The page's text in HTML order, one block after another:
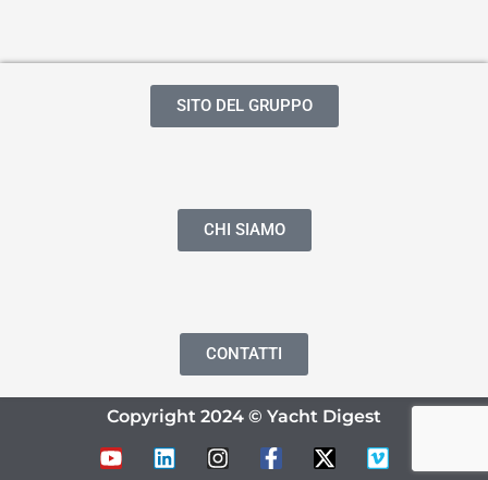
SITO DEL GRUPPO
CHI SIAMO
CONTATTI
Copyright 2024 © Yacht Digest